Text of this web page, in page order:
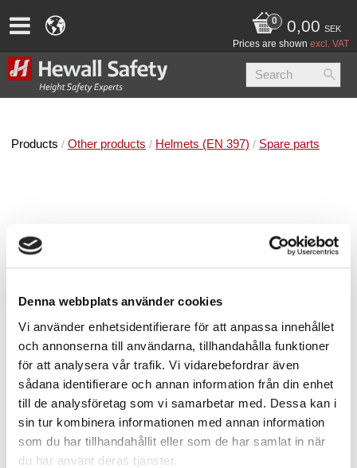
Denna webbplats använder cookies
Vi använder enhetsidentifierare för att anpassa innehållet
och annonserna till användarna, tillhandahålla funktioner
för att analysera vår trafik. Vi vidarebefordrar även
sådana identifierare och annan information från din enhet
till de analysföretag som vi samarbetar med. Dessa kan i
sin tur kombinera informationen med annan information
som du har tillhandahållit eller som de har samlat in när
du har använt deras tjänster.
0,00 SEK
Prices are shown excl. VAT
Products Other products Helmets (EN 397) Spare parts